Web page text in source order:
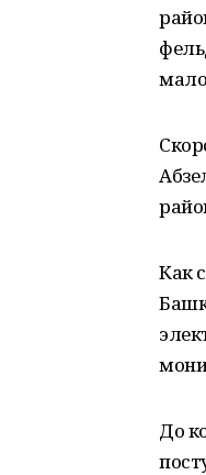
Как
До